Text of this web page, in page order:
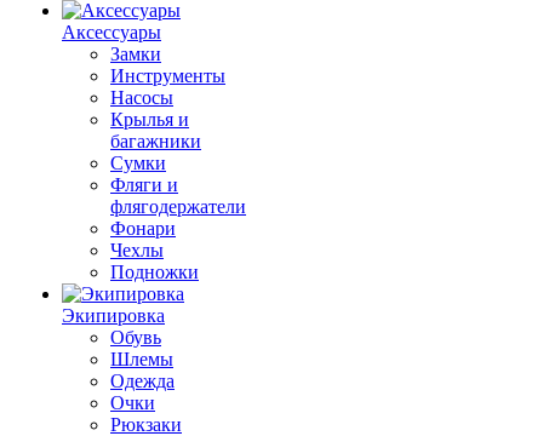
Аксессуары
Замки
Инструменты
Насосы
Крылья и
багажники
Сумки
Фляги и
флягодержатели
Фонари
Чехлы
Подножки
Экипировка
Обувь
Шлемы
Одежда
Очки
Рюкзаки